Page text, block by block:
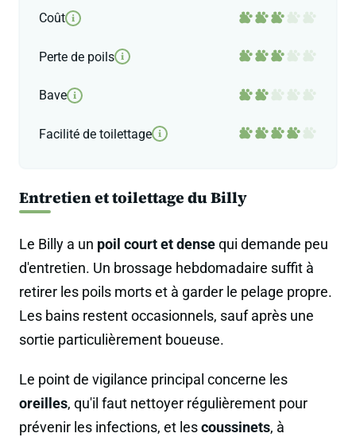
Coût i
Perte de poils i
Bave i
Facilité de toilettage i
Entretien et toilettage du Billy
Le Billy a un poil court et densequi demande peu
d'entretien. Un brossage hebdomadaire suffit à
retirer les poils morts et à garder le pelage propre.
Les bains restent occasionnels, sauf après une
sortie particulièrement boueuse.
Le point de vigilance principal concerne les
oreilles, qu'il faut nettoyer régulièrement pour
prévenir les infections, et lescoussinets, à